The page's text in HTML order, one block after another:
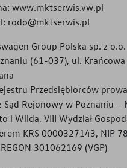
www.mktserwis.vw.pl
rodo@mktserwis.pl
Group Polska sp. z
(61-037), ul. Krańcowa
Przedsiębiorców
Sąd Rejonowy w Poznaniu –
i Wilda, VIII Wydział
KRS 0000327143, NIP
301062169 (VGP)